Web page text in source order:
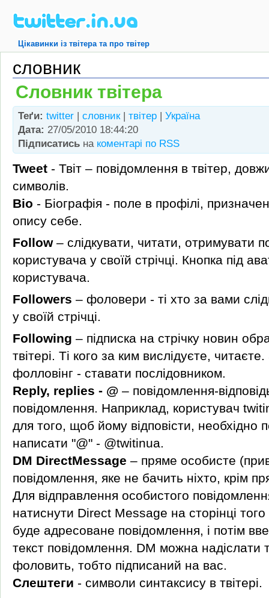
Цікавинки із твітера та про твітер
словник
Словник твітера
Теґи: twitter | словник| твітер | Україна
Дата: 27/05/2010 18:44:20
Підписатись на коментарі по RSS
Tweet - Твіт – повідомлення в твітер,
символів.
Bio - Біографія - поле в профілі,
опису себе.
Follow– слідкувати, читати, отримувати
користувача у своїй стрічці. Кнопка під
користувача.
Followers – фоловери - ті хто за вами
у своїй стрічці.
Following – підписка на стрічку новин
твітері. Ті кого за ким вислідуєте,
фолловінг - ставати послідовником.
Reply, replies - @ – повідомлення-
повідомлення. Наприклад, користувач
для того, щоб йому відповісти, необхідно
написати "@" - @twitinua.
DM DirectMessage – пряме особисте
повідомлення, яке не бачить ніхто, крім
Для відправлення особистого
натиснути Direct Message на сторінці
буде адресоване повідомлення, і потім
текст повідомлення. DM можна надіслати
фоловить, тобто підписаний на вас.
Слештеги - символи синтаксису в твітері.